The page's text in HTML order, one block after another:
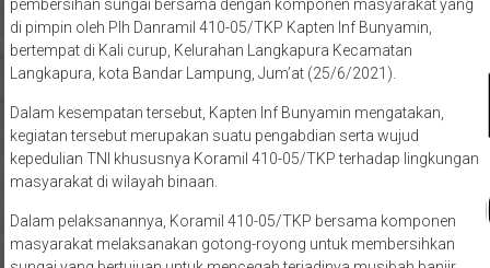
pembersihan sungai bersama dengan komponen masyarakat yang
di pimpin oleh Plh Danramil 410-05/TKP Kapten Inf Bunyamin,
bertempat di Kali curup, Kelurahan Langkapura Kecamatan
Langkapura, kota Bandar Lampung, Jum’at (25/6/2021).
Dalam kesempatan tersebut, Kapten Inf Bunyamin mengatakan,
kegiatan tersebut merupakan suatu pengabdian serta wujud
kepedulian TNI khususnya Koramil 410-05/TKP terhadap lingkungan
masyarakat di wilayah binaan.
Dalam pelaksanannya, Koramil 410-05/TKP bersama komponen
masyarakat melaksanakan gotong-royong untuk membersihkan